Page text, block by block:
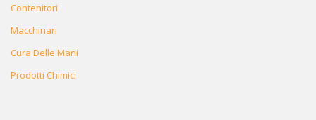
Contenitori
Macchinari
Cura Delle Mani
Prodotti Chimici